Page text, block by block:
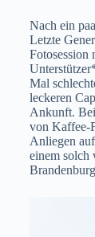
Nach ein
Letzte
Fotosession
Mal
leckeren
Ankunft.
von Kaffee-
Anliegen
einem solch